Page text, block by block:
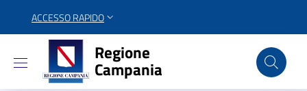
ACCESSO RAPIDO
Regione Campania
Regione
Campania